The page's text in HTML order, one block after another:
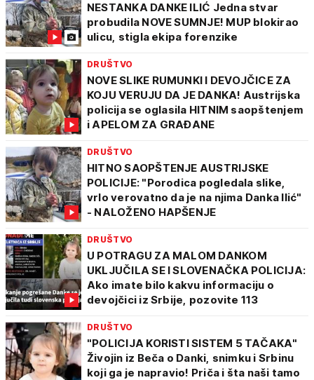
NESTANKA DANKE ILIĆ Jedna stvar
probudila NOVE SUMNJE! MUP blokirao
ulicu, stigla ekipa forenzike
DRUŠTVO
NOVE SLIKE RUMUNKI I DEVOJČICE ZA
KOJU VERUJU DA JE DANKA! Austrijska
policija se oglasila HITNIM saopštenjem
i APELOM ZA GRAĐANE
DRUŠTVO
HITNO SAOPŠTENJE AUSTRIJSKE
POLICIJE: "Porodica pogledala slike,
vrlo verovatno da je na njima Danka Ilić"
- NALOŽENO HAPŠENJE
DRUŠTVO
U POTRAGU ZA MALOM DANKOM
UKLJUČILA SE I SLOVENAČKA POLICIJA:
Ako imate bilo kakvu informaciju o
devojčici iz Srbije, pozovite 113
DRUŠTVO
"POLICIJA KORISTI SISTEM 5 TAČAKA"
Živojin iz Beča o Danki, snimku i Srbinu
koji ga je napravio! Priča i šta naši tamo